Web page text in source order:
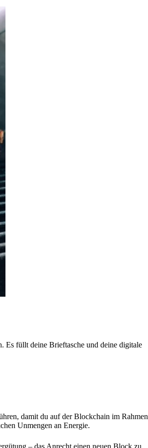
Es füllt deine Brieftasche und deine digitale
damit du auf der Blockchain im Rahmen
Unmengen an Energie.
– das Anrecht einen neuen Block zu